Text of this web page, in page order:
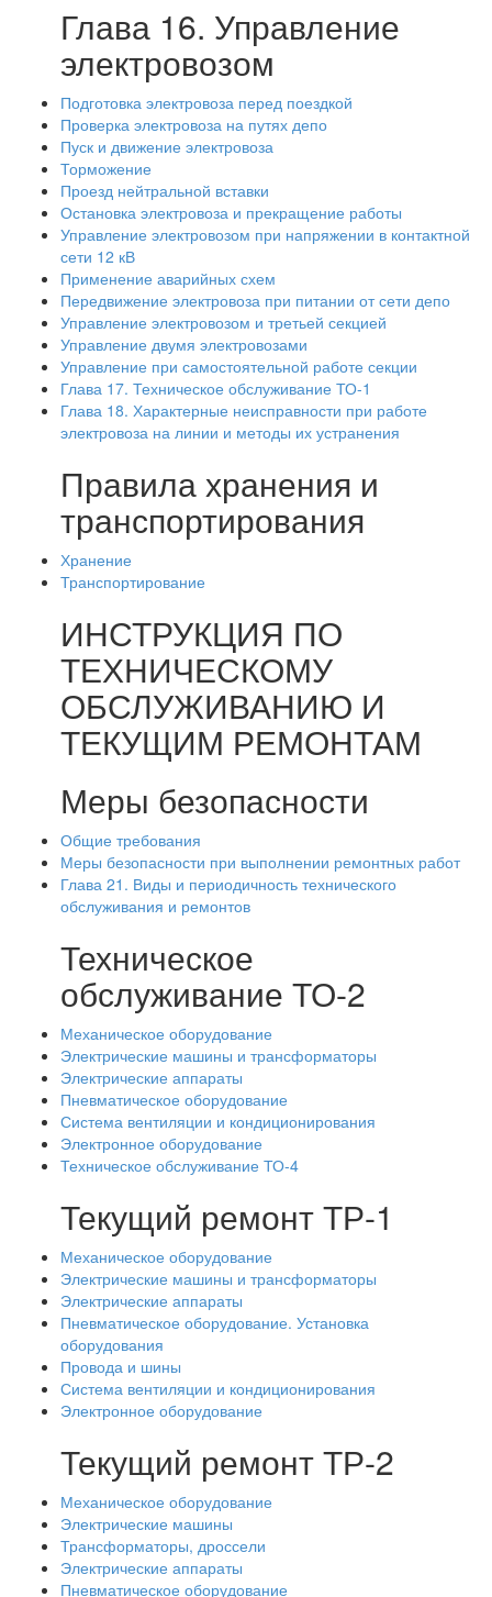
Глава 16. Управление
электровозом
Подготовка электровоза перед поездкой
Проверка электровоза на путях депо
Пуск и движение электровоза
Торможение
Проезд нейтральной вставки
Остановка электровоза и прекращение работы
Управление электровозом при напряжении в контактной
сети 12 кВ
Применение аварийных схем
Передвижение электровоза при питании от сети депо
Управление электровозом и третьей секцией
Управление двумя электровозами
Управление при самостоятельной работе секции
Глава 17. Техническое обслуживание ТО-1
Глава 18. Характерные неисправности при работе
электровоза на линии и методы их устранения
Правила хранения и
транспортирования
Хранение
Транспортирование
ИНСТРУКЦИЯ ПО
ТЕХНИЧЕСКОМУ
ОБСЛУЖИВАНИЮ И
ТЕКУЩИМ РЕМОНТАМ
Меры безопасности
Общие требования
Меры безопасности при выполнении ремонтных работ
Глава 21. Виды и периодичность технического
обслуживания и ремонтов
Техническое
обслуживание ТО-2
Механическое оборудование
Электрические машины и трансформаторы
Электрические аппараты
Пневматическое оборудование
Система вентиляции и кондиционирования
Электронное оборудование
Техническое обслуживание ТО-4
Текущий ремонт ТР-1
Механическое оборудование
Электрические машины и трансформаторы
Электрические аппараты
Пневматическое оборудование. Установка
оборудования
Провода и шины
Система вентиляции и кондиционирования
Электронное оборудование
Текущий ремонт ТР-2
Механическое оборудование
Электрические машины
Трансформаторы, дроссели
Электрические аппараты
Пневматическое оборудование